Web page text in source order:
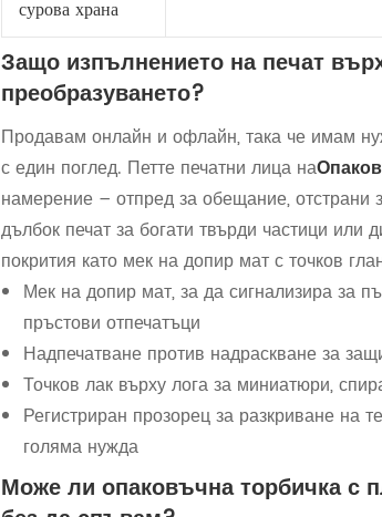
сурова храна
Защо изпълнението на печат
преобразуването?
Продавам онлайн и офлайн, така че имам
с един поглед. Петте печатни лица на
намерение – отпред за обещание, отстрани
дълбок печат за богати твърди частици или
покрития като мек на допир мат с точков
Мек на допир мат, за да сигнализира за
пръстови отпечатъци
Надпечатване против надраскване за
Точков лак върху лога за миниатюри,
Регистриран прозорец за разкриване на
голяма нужда
Може ли опаковъчна торбичка с